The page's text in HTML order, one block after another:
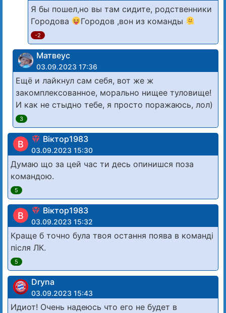
Я бы пошел,но вы там сидите, родственники
Городова
Городов ,вон из команды
-2
Матвеус
03.09.2023 17:36
Ещё и лайкнул сам себя, вот же ж
закомплексованное, морально нищее туловище!
И как не стыдно тебе, я просто поражаюсь, лол)
3
В Віктор1983
03.09.2023 15:30
Думаю що за цей час ти десь опинишся поза
командою.
5
В Віктор1983
03.09.2023 15:32
Краще б точно була твоя остання поява в команді
після ЛК.
5
Dryna
03.09.2023 15:43
Идиот! Очень надеюсь что его не будет в